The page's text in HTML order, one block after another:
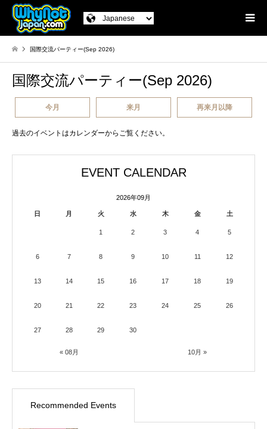
国際交流パーティー(Sep 2026)
国際交流パーティー(Sep 2026)
今月 来月 再来月以降
過去のイベントはカレンダーからご覧ください。
EVENT CALENDAR
2026年09月
日 月 火 水 木 金 土
« 08月 10月 »
1 2 3 4 5
6 7 8 9 10 11 12
13 14 15 16 17 18 19
20 21 22 23 24 25 26
27 28 29 30
Recommended Events